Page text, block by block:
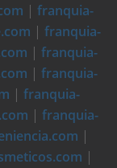
| franquia-
| franquia-
| franquia-
| franquia-
| franquia-
| franquia-
|
|